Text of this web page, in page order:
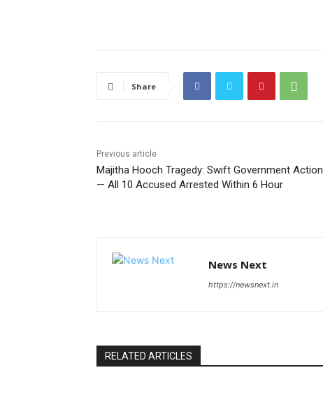
Share
Previous article
Majitha Hooch Tragedy: Swift Government Action
— All 10 Accused Arrested Within 6 Hour
News Next
https://newsnext.in
RELATED ARTICLES